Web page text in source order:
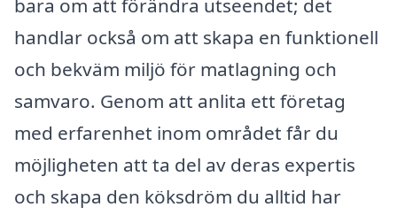
bara om att förändra utseendet; det
handlar också om att skapa en funktionell
och bekväm miljö för matlagning och
samvaro. Genom att anlita ett företag
med erfarenhet inom området får du
möjligheten att ta del av deras expertis
och skapa den köksdröm du alltid har